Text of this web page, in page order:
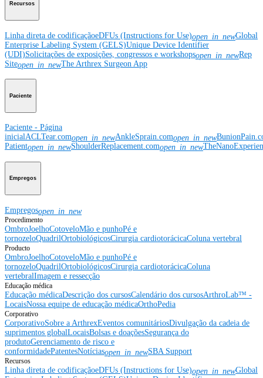
Recursos
Linha direta de codificaçãoeDFUs (Instructions for Use)open_in_newGlobal
Enterprise Labeling System (GELS)Unique Device Identifier
(UDI)Solicitações de exposições, congressos e workshopsopen_in_newRep
Siteopen_in_newThe Arthrex Surgeon App
Paciente
Paciente - Página
inicialACLTear.comopen_in_newAnkleSprain.comopen_in_new
Patientopen_in_newShoulderReplacement.comopen_in_new
Empregos
Empregosopen_in_new
Procedimento
OmbroJoelhoCotoveloMão e punhoPé e
tornozeloQuadrilOrtobiológicosCirurgia cardiotorácicaColuna vertebral
Producto
OmbroJoelhoCotoveloMão e punhoPé e
tornozeloQuadrilOrtobiológicosCirurgia cardiotorácicaColuna
vertebralImagem e ressecção
Educação médica
Educação médicaDescrição dos cursosCalendário dos cursosArthroLab™ -
LocaisNossa equipe de educação médicaOrthoPedia
Corporativo
CorporativoSobre a ArthrexEventos comunitáriosDivulgação da cadeia de
suprimentos globalLocaisBolsas e doaçõesSegurança do
produtoGerenciamento de risco e
conformidadePatentesNotíciasopen_in_newSBA Support
Recursos
Linha direta de codificaçãoeDFUs (Instructions for Use)open_in_newGlobal